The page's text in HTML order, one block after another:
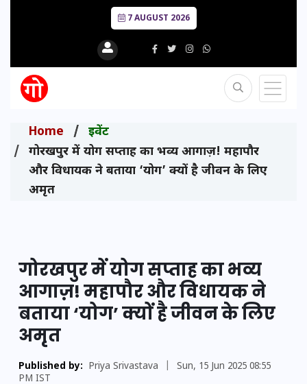
7 AUGUST 2026
Home
इवेंट
गोरखपुर में योग सप्ताह का भव्य आगाज़! महापौर
और विधायक ने बताया ‘योग’ क्यों है जीवन के लिए
अमृत
गोरखपुर में योग सप्ताह का भव्य
आगाज़! महापौर और विधायक ने
बताया ‘योग’ क्यों है जीवन के लिए
अमृत
Published by: Priya Srivastava
Sun, 15 Jun 2025 08:55
PM IST